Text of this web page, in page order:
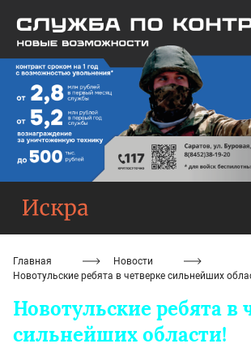
Главная
Новости
Новотульские ребята в четверке сильнейших
Новотульские ребята в
сильнейших области!